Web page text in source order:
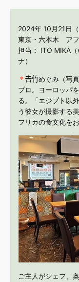
2024年 10月21日（
東京・六本木 ア
担当： ITO MIKA
ナ）
＊𠮷竹めぐみ（写
プロ。ヨーロッパ
る。「エジプト以
う彼女が撮影する
フリカの食文化を
ご主人がシェフ、